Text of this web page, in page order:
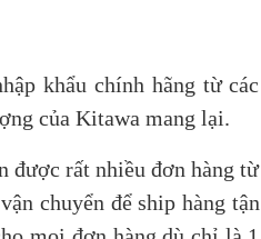
khẩu chính hãng từ các
của Kitawa mang lại.
được rất nhiều đơn hàng từ
chuyển để ship hàng tận